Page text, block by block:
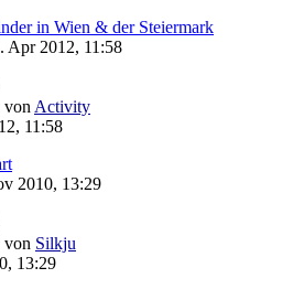
in Wien & der Steiermark
Apr 2012, 11:58
von Activity
11:58
2010, 13:29
von Silkju
13:29